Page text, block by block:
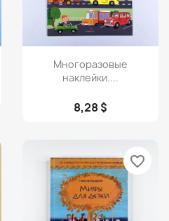
Просмотр
Многоразовые
наклейки....
8,28 $
favorite_border